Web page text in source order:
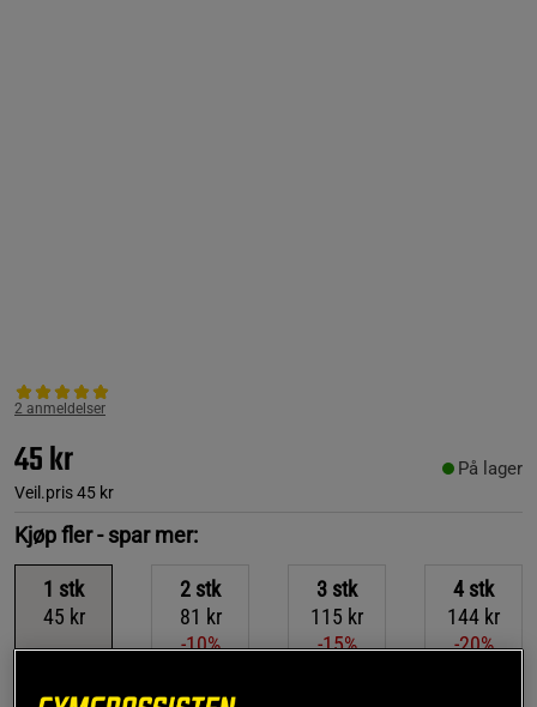
2 anmeldelser
45 kr
Veil.pris45 kr
På lager
Kjøp fler - spar mer:
1 stk
45 kr
2 stk
81 kr
-10%
3 stk
115 kr
-15%
4 stk
144 kr
-20%
Gjelder også når du kjøper flere smaker